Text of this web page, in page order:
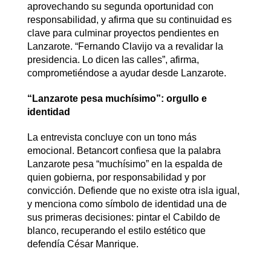
aprovechando su segunda oportunidad con
responsabilidad, y afirma que su continuidad es
clave para culminar proyectos pendientes en
Lanzarote. “Fernando Clavijo va a revalidar la
presidencia. Lo dicen las calles”, afirma,
comprometiéndose a ayudar desde Lanzarote.
“Lanzarote pesa muchísimo”: orgullo e
identidad
La entrevista concluye con un tono más
emocional. Betancort confiesa que la palabra
Lanzarote pesa “muchísimo” en la espalda de
quien gobierna, por responsabilidad y por
convicción. Defiende que no existe otra isla igual,
y menciona como símbolo de identidad una de
sus primeras decisiones: pintar el Cabildo de
blanco, recuperando el estilo estético que
defendía César Manrique.